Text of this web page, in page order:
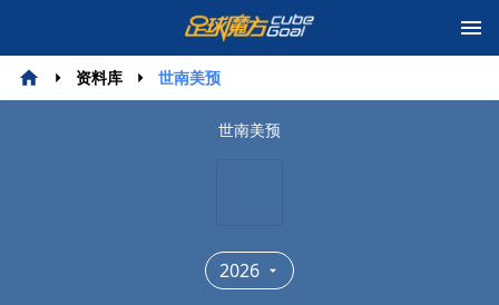
资料库 世南美预
世南美预
2026